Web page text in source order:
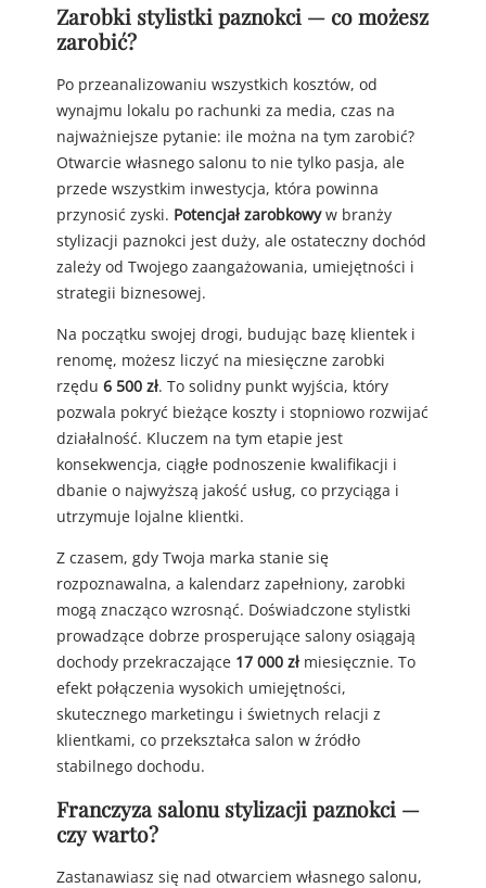
Zarobki stylistki paznokci — co możesz
zarobić?
Po przeanalizowaniu wszystkich kosztów, od
wynajmu lokalu po rachunki za media, czas na
najważniejsze pytanie: ile można na tym zarobić?
Otwarcie własnego salonu to nie tylko pasja, ale
przede wszystkim inwestycja, która powinna
przynosić zyski. Potencjał zarobkowyw branży
stylizacji paznokci jest duży, ale ostateczny dochód
zależy od Twojego zaangażowania, umiejętności i
strategii biznesowej.
Na początku swojej drogi, budując bazę klientek i
renomę, możesz liczyć na miesięczne zarobki
rzędu 6 500 zł. To solidny punkt wyjścia, który
pozwala pokryć bieżące koszty i stopniowo rozwijać
działalność. Kluczem na tym etapie jest
konsekwencja, ciągłe podnoszenie kwalifikacji i
dbanie o najwyższą jakość usług, co przyciąga i
utrzymuje lojalne klientki.
Z czasem, gdy Twoja marka stanie się
rozpoznawalna, a kalendarz zapełniony, zarobki
mogą znacząco wzrosnąć. Doświadczone stylistki
prowadzące dobrze prosperujące salony osiągają
dochody przekraczające 17 000 złmiesięcznie. To
efekt połączenia wysokich umiejętności,
skutecznego marketingu i świetnych relacji z
klientkami, co przekształca salon w źródło
stabilnego dochodu.
Franczyza salonu stylizacji paznokci —
czy warto?
Zastanawiasz się nad otwarciem własnego salonu,